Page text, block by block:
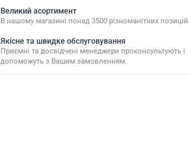
Великий асортимент
В нашому магазині понад 3500 різноманітних позицій.
Якісне та швидке обслуговування
Приємні та досвідчені менеджери проконсультують і
допоможуть з Вашим замовленням.